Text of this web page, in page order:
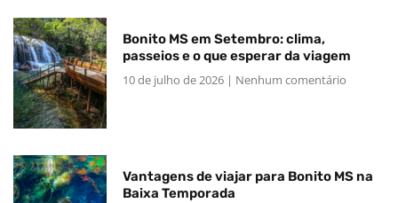
Bonito MS em Setembro: clima,
passeios e o que esperar da viagem
10 de julho de 2026
Nenhum comentário
Vantagens de viajar para Bonito MS na
Baixa Temporada